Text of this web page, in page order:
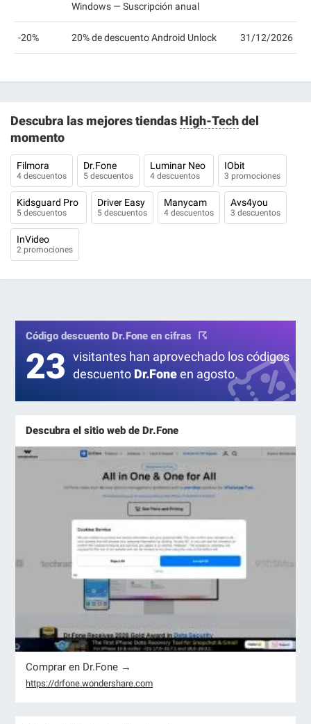
Windows — Suscripción anual
-20% 20% de descuento Android Unlock 31/12/2026
Descubra las mejores tiendas High-Techdel
momento
Filmora
4 descuentos
Dr.Fone
5 descuentos
Luminar Neo
4 descuentos
IObit
3 promociones
Kidsguard Pro
5 descuentos
Driver Easy
5 descuentos
Manycam
4 descuentos
Avs4you
3 descuentos
InVideo
2 promociones
Código descuento Dr.Fone en cifras
23 visitantes han aprovechado los códigos
descuento Dr.Foneen agosto.
Descubra el sitio web de Dr.Fone
Comprar en Dr.Fone →
https://drfone.wondershare.com